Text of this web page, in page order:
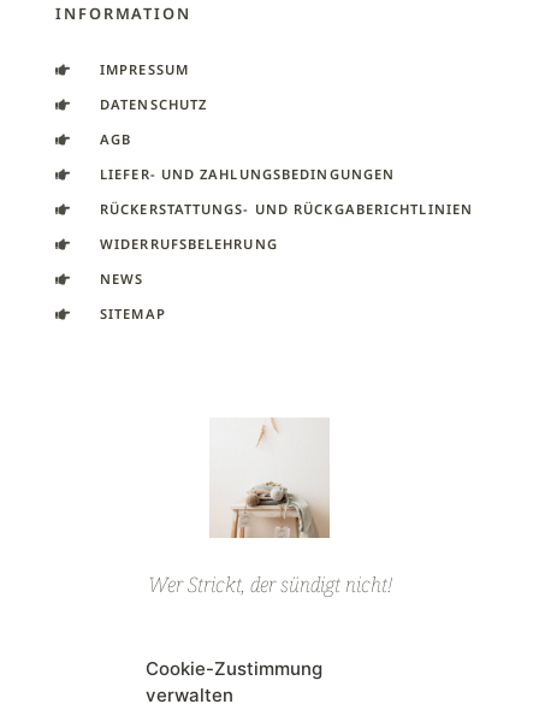
Cookie-Zustimmung
verwalten
INFORMATION
IMPRESSUM
DATENSCHUTZ
AGB
LIEFER- UND ZAHLUNGSBEDINGUNGEN
RÜCKERSTATTUNGS- UND RÜCKGABERICHTLINIEN
WIDERRUFSBELEHRUNG
NEWS
SITEMAP
Wer Strickt, der sündigt nicht!
ALLE HANDSCHUHE